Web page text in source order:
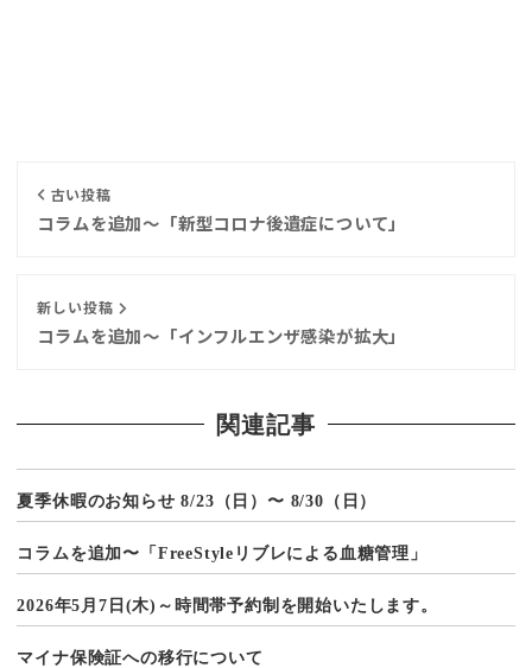
古い投稿
コラムを追加〜「新型コロナ後遺症について」
新しい投稿
コラムを追加〜「インフルエンザ感染が拡大」
関連記事
夏季休暇のお知らせ 8/23（日）〜 8/30（日）
コラムを追加〜「FreeStyleリブレによる血糖管理」
2026年5月7日(木)～時間帯予約制を開始いたします。
マイナ保険証への移行について